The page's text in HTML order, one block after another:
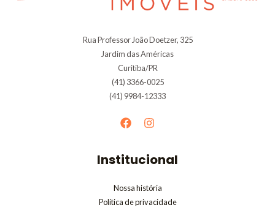
Rua Professor João Doetzer, 325
Jardim das Américas
Curitiba/PR
(41) 3366-0025
(41) 9984-12333
Institucional
Nossa história
Política de privacidade